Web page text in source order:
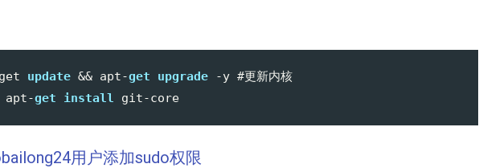
update && apt-get upgrade -y #更新内核
apt-get install
用户添加sudo权限